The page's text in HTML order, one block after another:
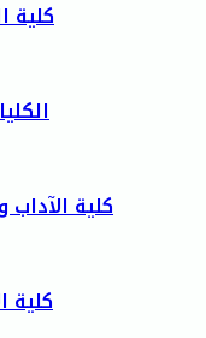
كلية
كلية الآداب
كلية